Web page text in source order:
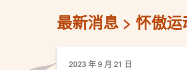
最新消息 怀傲
2023 年 9 月 21 日